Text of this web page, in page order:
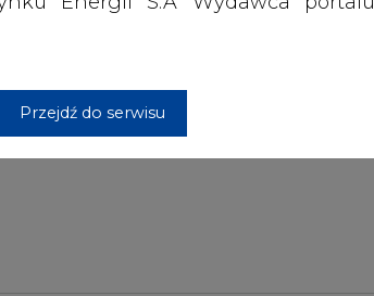
Przejdź do serwisu
cire.pl